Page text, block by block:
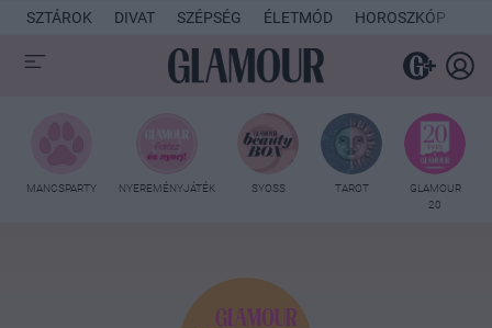
SZTÁROK DIVAT SZÉPSÉG ÉLETMÓD HOROSZKÓP
MANCSPARTY NYEREMÉNYJÁTÉK SYOSS TAROT
GLAMOUR
20